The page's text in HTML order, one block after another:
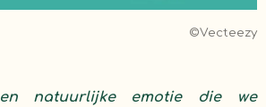
©Vecteezy
natuurlijke emotie die we